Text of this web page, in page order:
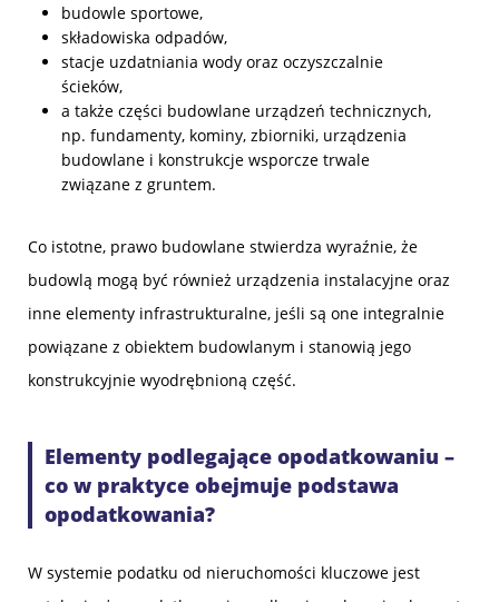
budowle sportowe,
składowiska odpadów,
stacje uzdatniania wody oraz oczyszczalnie
ścieków,
a także części budowlane urządzeń technicznych,
np. fundamenty, kominy, zbiorniki, urządzenia
budowlane i konstrukcje wsporcze trwale
związane z gruntem.
Co istotne, prawo budowlane stwierdza wyraźnie, że
budowlą mogą być również urządzenia instalacyjne oraz
inne elementy infrastrukturalne, jeśli są one integralnie
powiązane z obiektem budowlanym i stanowią jego
konstrukcyjnie wyodrębnioną część.
Elementy podlegające opodatkowaniu –
co w praktyce obejmuje podstawa
opodatkowania?
W systemie podatku od nieruchomości kluczowe jest